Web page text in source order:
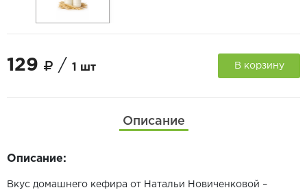
129 / 1 шт В корзину
Описание
Описание:
Вкус домашнего кефира от Натальи Новиченковой –